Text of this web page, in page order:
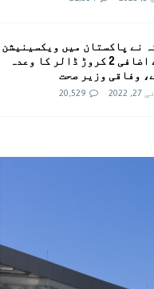
نے پاکستان میں ویکسینیشن
کیلئے اضافی 2 کروڑ ڈالر کا وعدہ
وفاقی وزیر صحت
20,529